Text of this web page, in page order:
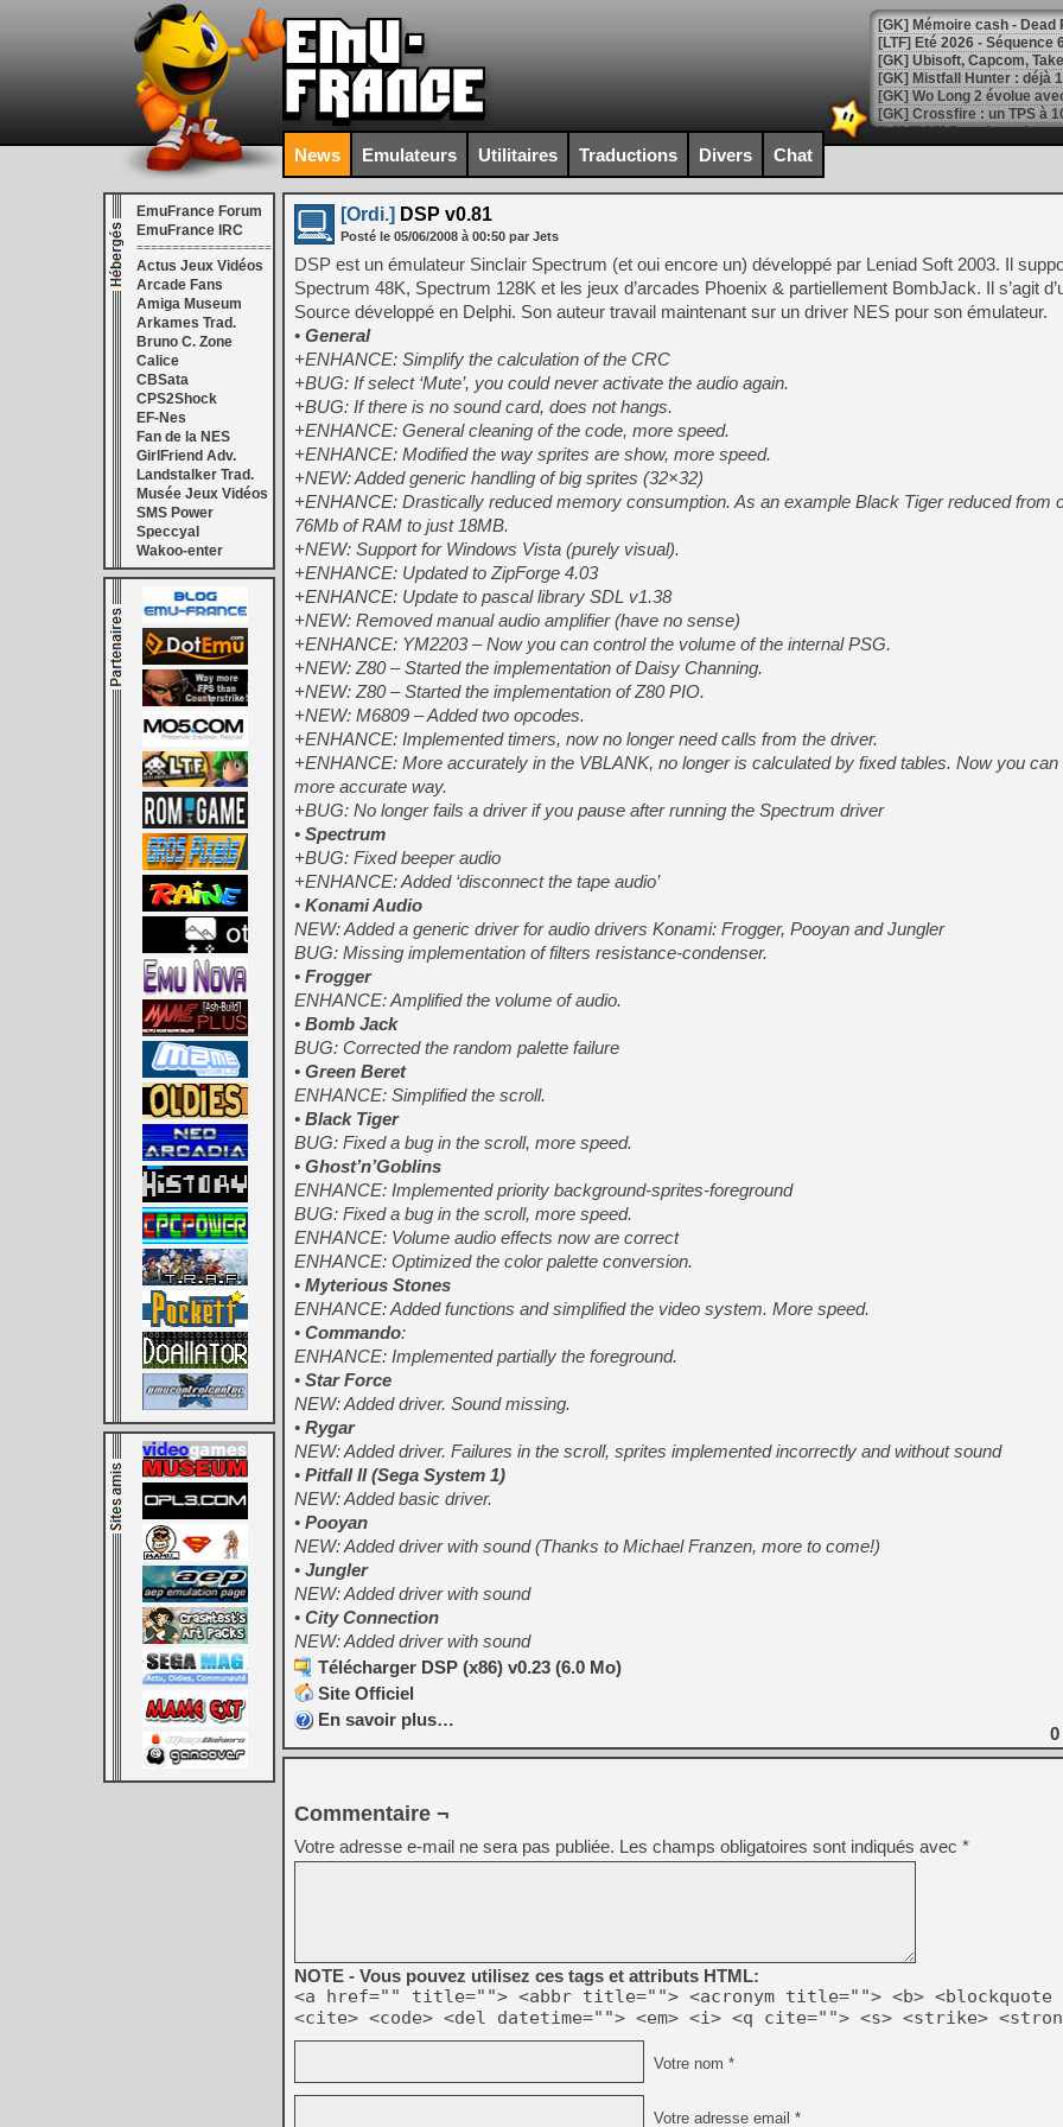
[LTF] Eté 2026 - Séquence
[GK] Mistfall Hunter : déjà
[GK] Wo Long 2 évolue
[GK] Crossfire : un TPS à
[LS] [PS5] Premiers
[Mo5] DOOM arrive en
[GK] Bethesda fête les 30
[GK] Roblox : l'action en
[GK] Agenda - GeForce
[LS] [PS5] ps5-y2jb-
[GK] Pourquoi Marvel
[GK] Test : Restory : Chill
[GK] GTA 6 : Rockstar
[GK] Hot Wheels Infinite
[GK] Mémoire cash -
[GK] Résultats Nintendo :
[GK] Déjà des
[Mo5] Brickboy cherche à
[GK] Minecraft et ses «
[GK] Beast of
[GK] Ubisoft : fin de partie
[GK] Mémoire cash -
[GK] Dan Houser (GTA)
[GK] Comment EA Sports
[GK] Crimson Moon : un
[GK] Isle of Reveries : le
[GK] Moonlighter 2 : The
[GK] Capcom relance
[GK] Guillermo del Toro
News Emulateurs Utilitaires Traductions Divers Chat
EmuFrance Forum
EmuFrance IRC
===================
Actus Jeux Vidéos
Arcade Fans
Amiga Museum
Arkames Trad.
Bruno C. Zone
Calice
CBSata
CPS2Shock
EF-Nes
Fan de la NES
GirlFriend Adv.
Landstalker Trad.
Musée Jeux Vidéos
SMS Power
Speccyal
Wakoo-enter
[Ordi.] DSP v0.81
Posté le 05/06/2008 à 00:50 par Jets
DSP est un émulateur Sinclair Spectrum (et oui encore un) développé par Leniad Soft 2003. Il
Spectrum 48K, Spectrum 128K et les jeux d’arcades Phoenix & partiellement BombJack. Il s’agit
Source développé en Delphi. Son auteur travail maintenant sur un driver NES pour son émulateur.
• General
+ENHANCE: Simplify the calculation of the CRC
+BUG: If select ‘Mute’, you could never activate the audio again.
+BUG: If there is no sound card, does not hangs.
+ENHANCE: General cleaning of the code, more speed.
+ENHANCE: Modified the way sprites are show, more speed.
+NEW: Added generic handling of big sprites (32×32)
+ENHANCE: Drastically reduced memory consumption. As an example Black Tiger reduced from
76Mb of RAM to just 18MB.
+NEW: Support for Windows Vista (purely visual).
+ENHANCE: Updated to ZipForge 4.03
+ENHANCE: Update to pascal library SDL v1.38
+NEW: Removed manual audio amplifier (have no sense)
+ENHANCE: YM2203 – Now you can control the volume of the internal PSG.
+NEW: Z80 – Started the implementation of Daisy Channing.
+NEW: Z80 – Started the implementation of Z80 PIO.
+NEW: M6809 – Added two opcodes.
+ENHANCE: Implemented timers, now no longer need calls from the driver.
+ENHANCE: More accurately in the VBLANK, no longer is calculated by fixed tables. Now you can
more accurate way.
+BUG: No longer fails a driver if you pause after running the Spectrum driver
• Spectrum
+BUG: Fixed beeper audio
+ENHANCE: Added ‘disconnect the tape audio’
• Konami Audio
NEW: Added a generic driver for audio drivers Konami: Frogger, Pooyan and Jungler
BUG: Missing implementation of filters resistance-condenser.
• Frogger
ENHANCE: Amplified the volume of audio.
• Bomb Jack
BUG: Corrected the random palette failure
• Green Beret
ENHANCE: Simplified the scroll.
• Black Tiger
BUG: Fixed a bug in the scroll, more speed.
• Ghost’n’Goblins
ENHANCE: Implemented priority background-sprites-foreground
BUG: Fixed a bug in the scroll, more speed.
ENHANCE: Volume audio effects now are correct
ENHANCE: Optimized the color palette conversion.
• Myterious Stones
ENHANCE: Added functions and simplified the video system. More speed.
• Commando:
ENHANCE: Implemented partially the foreground.
• Star Force
NEW: Added driver. Sound missing.
• Rygar
NEW: Added driver. Failures in the scroll, sprites implemented incorrectly and without sound
• Pitfall II (Sega System 1)
NEW: Added basic driver.
• Pooyan
NEW: Added driver with sound (Thanks to Michael Franzen, more to come!)
• Jungler
NEW: Added driver with sound
• City Connection
NEW: Added driver with sound
Télécharger DSP (x86) v0.23 (6.0 Mo)
Site Officiel
En savoir plus…
0
Commentaire ¬
Votre adresse e-mail ne sera pas publiée. Les champs obligatoires sont indiqués avec *
NOTE - Vous pouvez utilisez ces tags et attributs HTML:
<a href="" title=""> <abbr title=""> <acronym title=""> <b> <blockquote
<cite> <code> <del datetime=""> <em> <i> <q cite=""> <s> <strike>
Votre nom *
Votre adresse email *